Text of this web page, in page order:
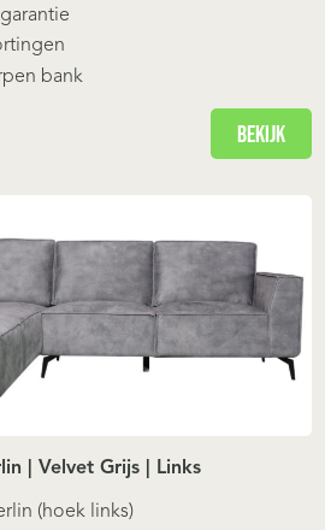
bank
Bekijk
| Velvet Grijs | Links
(hoek links)